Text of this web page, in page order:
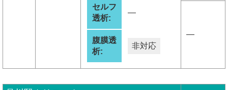
セルフ
透析:
―
腹膜透
析:
非対応
―